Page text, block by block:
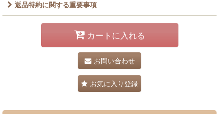
返品特約に関する重要事項
カートに入れる
お問い合わせ
お気に入り登録